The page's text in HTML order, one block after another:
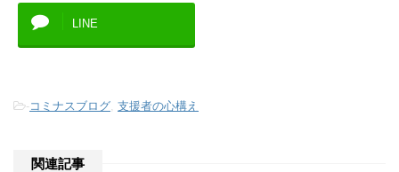
LINE
-コミナスブログ 支援者の心構え
関連記事